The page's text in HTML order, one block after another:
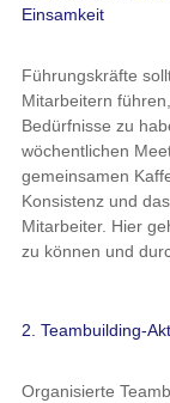
Einsamkeit
Führungskräfte
Mitarbeitern
Bedürfnisse zu
wöchentlichen
gemeinsamen
Konsistenz und
Mitarbeiter. Hier
zu können und
2. Teambuilding-
Organisierte